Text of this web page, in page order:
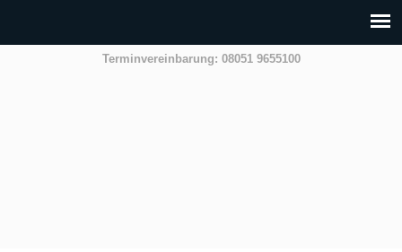
Terminvereinbarung: 08051 9655100